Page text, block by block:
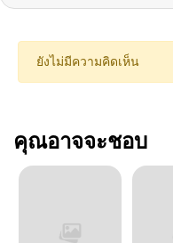
ยังไม่มีความคิดเห็น
คุณอาจจะชอบ